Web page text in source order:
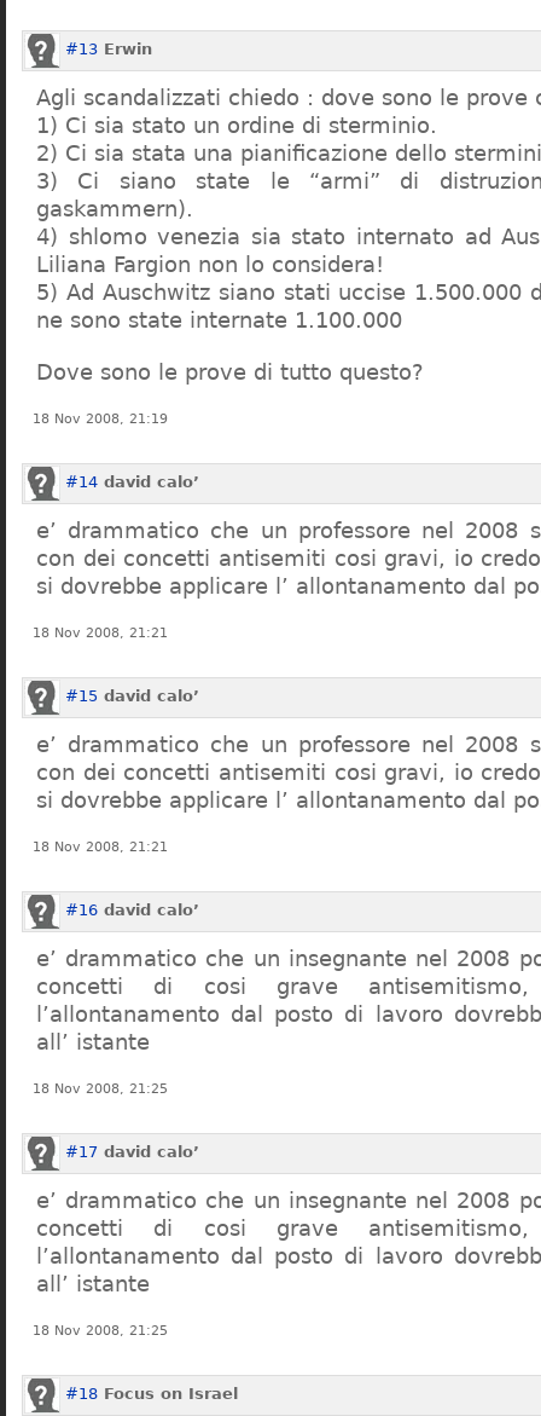
#13 Erwin
Agli scandalizzati chiedo : dove sono le prove
1) Ci sia stato un ordine di sterminio.
2) Ci sia stata una pianificazione dello
3) Ci siano state le “armi” di
gaskammern).
4) shlomo venezia sia stato internato ad
Liliana Fargion non lo considera!
5) Ad Auschwitz siano stati uccise 1.500.000
ne sono state internate 1.100.000
Dove sono le prove di tutto questo?
18 Nov 2008, 21:19
#14 david calo’
e’ drammatico che un professore nel 2008
con dei concetti antisemiti cosi gravi, io
si dovrebbe applicare l’ allontanamento dal
18 Nov 2008, 21:21
#15 david calo’
e’ drammatico che un professore nel 2008
con dei concetti antisemiti cosi gravi, io
si dovrebbe applicare l’ allontanamento dal
18 Nov 2008, 21:21
#16 david calo’
e’ drammatico che un insegnante nel 2008
concetti di cosi grave
l’allontanamento dal posto di lavoro
all’ istante
18 Nov 2008, 21:25
#17 david calo’
e’ drammatico che un insegnante nel 2008
concetti di cosi grave
l’allontanamento dal posto di lavoro
all’ istante
18 Nov 2008, 21:25
#18 Focus on Israel